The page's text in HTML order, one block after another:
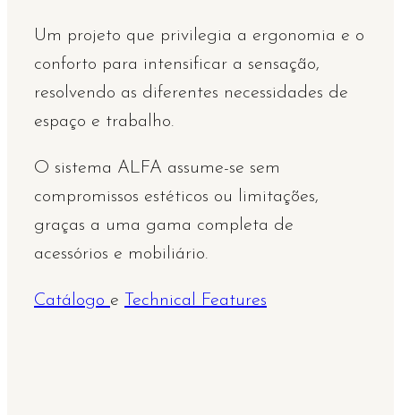
Um projeto que privilegia a ergonomia e o
conforto para intensificar a sensação,
resolvendo as diferentes necessidades de
espaço e trabalho.
O sistema ALFA assume-se sem
compromissos estéticos ou limitações,
graças a uma gama completa de
acessórios e mobiliário.
Catálogo e Technical Features